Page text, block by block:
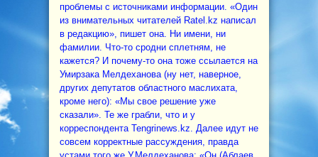
проблемы с источниками информации. «Один
из внимательных читателей Ratel.kz написал
в редакцию», пишет она. Ни имени, ни
фамилии. Что-то сродни сплетням, не
кажется? И почему-то она тоже ссылается на
Умирзака Мелдеханова (ну нет, наверное,
других депутатов областного маслихата,
кроме него): «Мы свое решение уже
сказали». Те же грабли, что и у
корреспондента Tengrinews.kz. Далее идут не
совсем корректные рассуждения, правда